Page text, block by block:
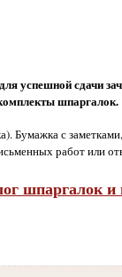
успешной сдачи
шпаргалок.
Бумажка с
работ или
шпаргалок и